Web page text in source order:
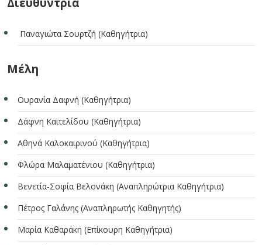
Διευθύντρια
Παναγιώτα Σουρτζή (Καθηγήτρια)
Μέλη
Ουρανία Δαφνή (Καθηγήτρια)
Δάφνη Καϊτελίδου (Καθηγήτρια)
Αθηνά Καλοκαιρινού (Καθηγήτρια)
Φλώρα Μαλαματένιου (Καθηγήτρια)
Βενετία-Σοφία Βελονάκη (Αναπληρώτρια Καθηγήτρια)
Πέτρος Γαλάνης (Αναπληρωτής Καθηγητής)
Μαρία Καθαράκη (Επίκουρη Καθηγήτρια)